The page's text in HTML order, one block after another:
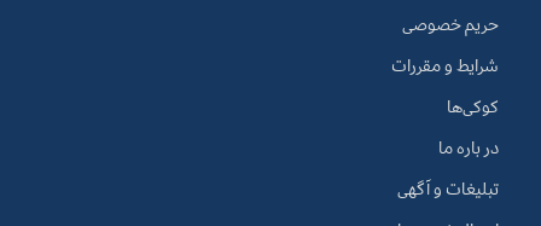
حریم خصوصی
شرایط و مقررات
کوکی‌ها
در باره ما
تبلیغات و آگهی